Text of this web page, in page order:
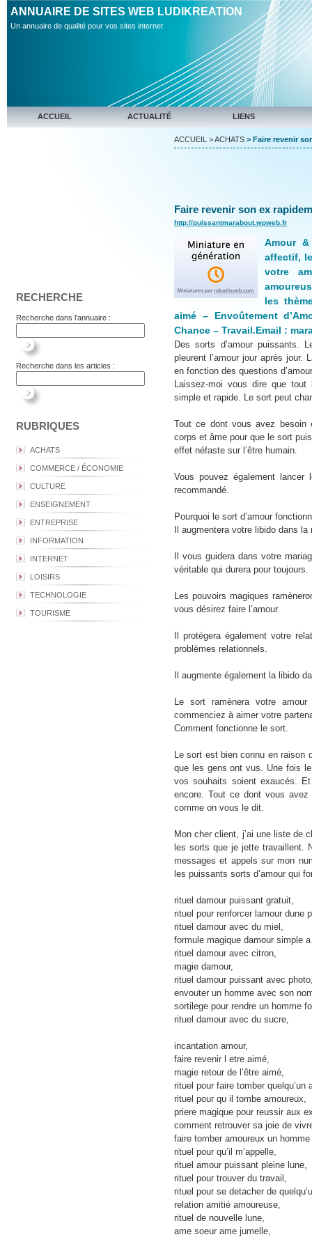
ANNUAIRE DE SITES WEB LUDIKREATION
Un annuaire de qualité pour vos sites internet
ACCUEIL ACTUALITÉ LIENS
RECHERCHE
Recherche dans l'annuaire :
Recherche dans les articles :
RUBRIQUES
ACHATS
COMMERCE / ÉCONOMIE
CULTURE
ENSEIGNEMENT
ENTREPRISE
INFORMATION
INTERNET
LOISIRS
TECHNOLOGIE
TOURISME
ACCUEIL >ACHATS > Faire revenir
Faire revenir son ex
http://puissantmarabout.wpweb.fr
Amour
affectif,
votre
les
aimé – Envoûtement
Chance – Travail.Email :
Des sorts d’amour puissants.
pleurent l’amour jour après jour.
en fonction des questions
Laissez-moi vous dire que
simple et rapide. Le sort peut
Tout ce dont vous avez
corps et âme pour que le sort
effet néfaste sur l’être humain.
Vous pouvez également
recommandé.
Pourquoi le sort d’amour
Il augmentera votre libido dans la
Il vous guidera dans votre
véritable qui durera pour toujours.
Les pouvoirs magiques
vous désirez faire l’amour.
Il protégera également votre
problèmes relationnels.
Il augmente également la libido
Le sort ramènera votre
commenciez à aimer votre
Comment fonctionne le sort.
Le sort est bien connu en
que les gens ont vus. Une fois
vos souhaits soient exaucés.
encore. Tout ce dont vous
comme on vous le dit.
Mon cher client, j’ai une liste de
les sorts que je jette travaillent.
messages et appels sur mon
les puissants sorts d’amour qui
rituel damour puissant gratuit,
rituel pour renforcer lamour dune
rituel damour avec du miel,
formule magique damour simple
rituel damour avec citron,
magie damour,
rituel damour puissant avec
envouter un homme avec son
sortilege pour rendre un homme
rituel damour avec du sucre,
incantation amour,
faire revenir l etre aimé,
magie retour de l’être aimé,
rituel pour faire tomber quelqu’un
rituel pour qu il tombe amoureux,
priere magique pour reussir aux
comment retrouver sa joie de
faire tomber amoureux un
rituel pour qu’il m’appelle,
rituel amour puissant pleine lune,
rituel pour trouver du travail,
rituel pour se detacher de
relation amitié amoureuse,
rituel de nouvelle lune,
ame soeur ame jumelle,